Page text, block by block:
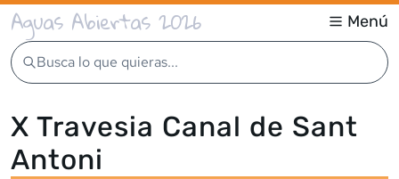
Aguas Abiertas 2026 Menú
Busca lo que quieras...
X Travesia Canal de Sant
Antoni